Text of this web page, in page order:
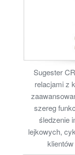
Sugester
relacjami z
szereg
śledzenie
lejkowych,